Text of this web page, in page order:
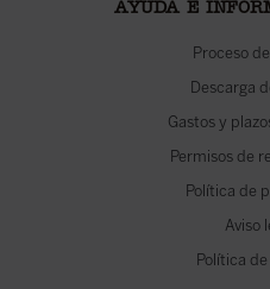
AYUDA E
Proceso
Descarga
Gastos y
Permisos de
Política de
Aviso
Política